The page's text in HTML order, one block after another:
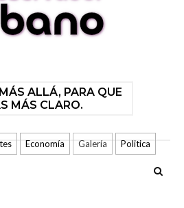
ALLÁ, PARA QUE
MÁS CLARO.
Economía Galería Politica